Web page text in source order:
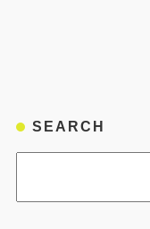
SEARCH